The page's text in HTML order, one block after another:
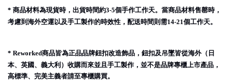
* 商品材料為現貨時，出貨時間約3-5個手作工作天。當商品材料售罄時，
考慮到海外空運以及手工製作的時效性，配送時間則需14-21個工作天。
* Reworked商品皆為正品品牌鈕扣改造飾品，鈕扣及吊墜皆從海外（日
本、英國、義大利）收購而來並且手工製作，並不是品牌專櫃上市產品，
高標準、完美主義者請至專櫃購買。